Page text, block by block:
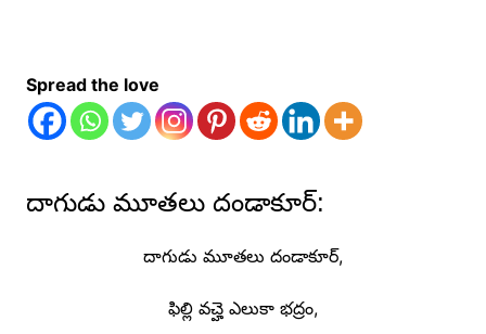
Spread the love
దాగుడు మూతలు దండాకూర్:
దాగుడు మూతలు దండాకూర్,
ఫిల్లి వచ్హె ఎలుకా భద్రం,